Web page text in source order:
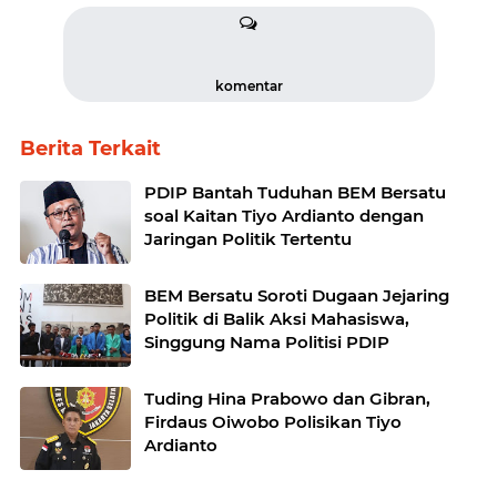
komentar
Berita Terkait
PDIP Bantah Tuduhan BEM Bersatu
soal Kaitan Tiyo Ardianto dengan
Jaringan Politik Tertentu
BEM Bersatu Soroti Dugaan Jejaring
Politik di Balik Aksi Mahasiswa,
Singgung Nama Politisi PDIP
Tuding Hina Prabowo dan Gibran,
Firdaus Oiwobo Polisikan Tiyo
Ardianto